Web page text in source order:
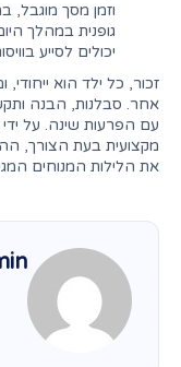
וזמן מסך מוגבל,
גופנית במהלך
יכולים לסייע
זכור, כל ילד הוא
אחר. סבלנות, הבנה
עם הפרעות שינה. על
מקצועית בעת הצורך,
את הלילות המנוחים